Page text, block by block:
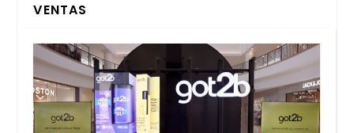
VENTAS